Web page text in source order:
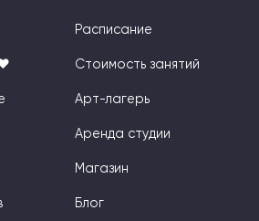
Расписание
Стоимость занятий
Арт-лагерь
Аренда студии
Магазин
Блог